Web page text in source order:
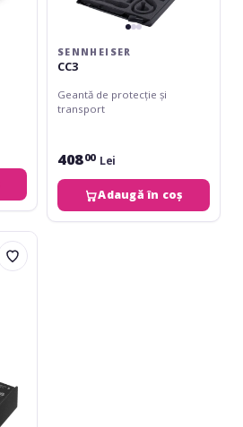
SENNHEISER
CC3
Geantă de protecție și
transport
40800 Lei
Adaugă în coș